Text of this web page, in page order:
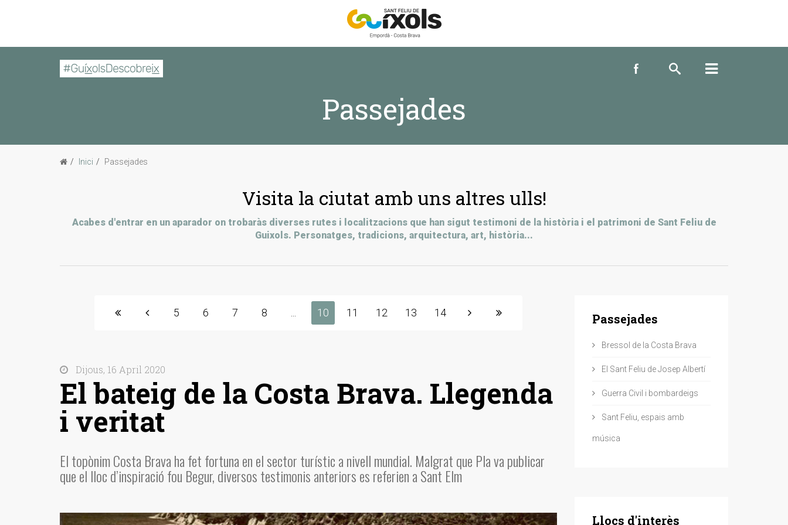
Passejades
Inici Passejades
Visita la ciutat amb uns altres ulls!
Acabes d'entrar en un aparador on trobaràs diverses rutes i localitzacions que han sigut testimoni de la història i el patrimoni de Sant Feliu de
Guixols. Personatges, tradicions, arquitectura, art, història...
5 6 7 8 10 11 12 13 14
Dijous, 16 April 2020
El bateig de la Costa Brava. Llegenda
i veritat
El topònim Costa Brava ha fet fortuna en el sector turístic a nivell mundial. Malgrat que Pla va publicar
que el lloc d’inspiració fou Begur, diversos testimonis anteriors es referien a Sant Elm
Passejades
Bressol de la Costa Brava
El Sant Feliu de Josep Albertí
Guerra Civil i bombardeigs
Sant Feliu, espais amb
música
Llocs d'interès